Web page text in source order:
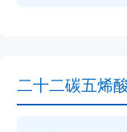
二十二碳五烯